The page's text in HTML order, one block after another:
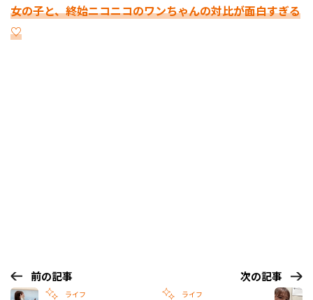
女の子と、終始ニコニコのワンちゃんの対比が面白すぎる
♡
前の記事
ライフ
次の記事
ライフ